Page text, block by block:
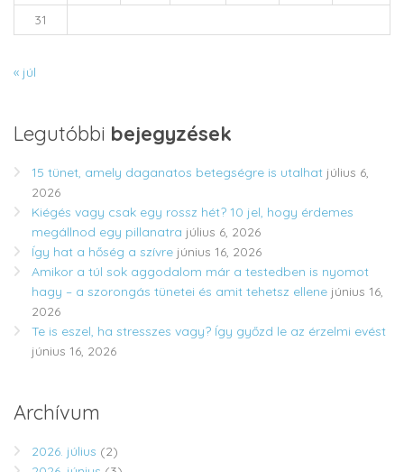
31
« júl
Legutóbbi bejegyzések
15 tünet, amely daganatos betegségre is utalhat július 6,
2026
Kiégés vagy csak egy rossz hét? 10 jel, hogy érdemes
megállnod egy pillanatra július 6, 2026
Így hat a hőség a szívre június 16, 2026
Amikor a túl sok aggodalom már a testedben is nyomot
hagy – a szorongás tünetei és amit tehetsz ellene június 16,
2026
Te is eszel, ha stresszes vagy? Így győzd le az érzelmi evést
június 16, 2026
Archívum
2026. július (2)